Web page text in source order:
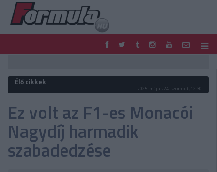
FORMULA
MOTOR
PODCAST
SHOP
LIVE
TIPPJÁTÉK
DIGITÁLIS MAGAZIN
PONTÁLLÁSOK
VERSENYNAPTÁRAK
Élő cikkek
2025. május 24. szombat, 12:30
Ez volt az F1-es Monacói
Nagydíj harmadik
szabadedzése